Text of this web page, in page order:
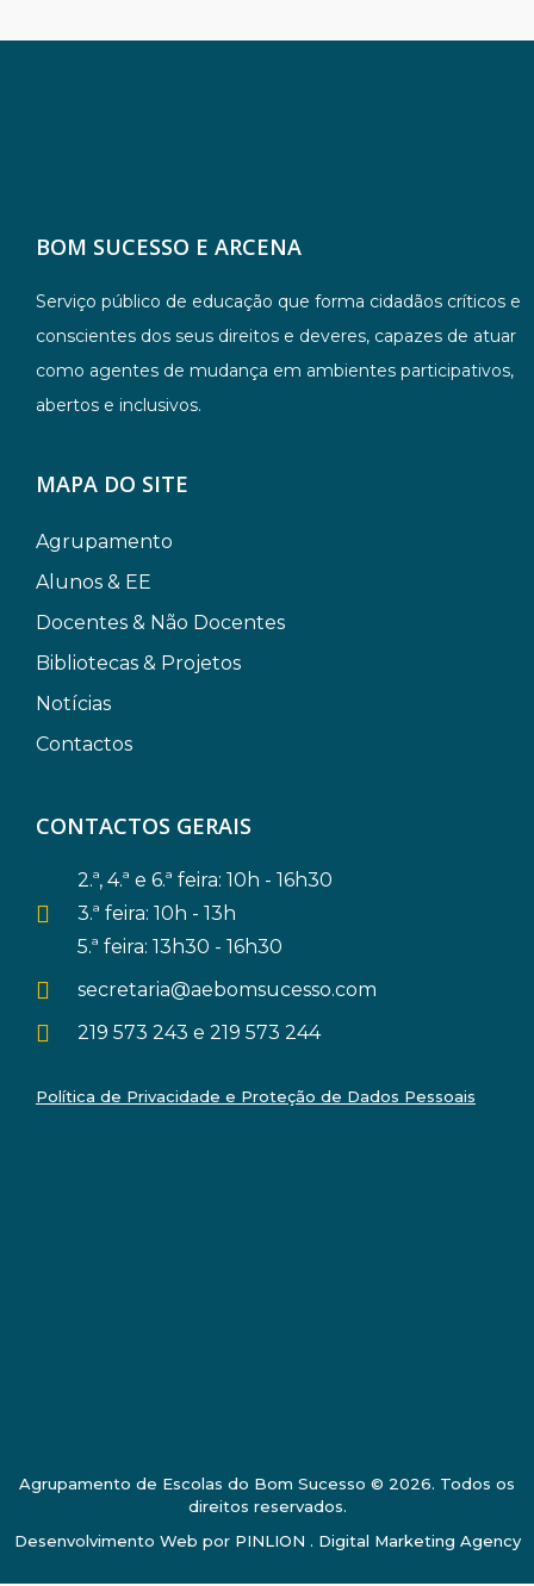
BOM SUCESSO E ARCENA
Serviço público de educação que forma cidadãos críticos e
conscientes dos seus direitos e deveres, capazes de atuar
como agentes de mudança em ambientes participativos,
abertos e inclusivos.
MAPA DO SITE
Agrupamento
Alunos & EE
Docentes & Não Docentes
Bibliotecas & Projetos
Notícias
Contactos
CONTACTOS GERAIS
2.ª, 4.ª e 6.ª feira: 10h - 16h30
3.ª feira: 10h - 13h
5.ª feira: 13h30 - 16h30
secretaria@aebomsucesso.com
219 573 243 e 219 573 244
Política de Privacidade e Proteção de Dados Pessoais
Agrupamento de Escolas do Bom Sucesso © 2026. Todos os
direitos reservados.
Desenvolvimento Web por PINLION . Digital Marketing Agency